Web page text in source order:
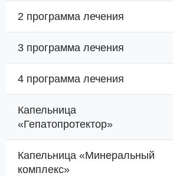
2 программа лечения
3 программа лечения
4 программа лечения
Капельница
«Гепатопротектор»
Капельница «Минеральный
комплекс»